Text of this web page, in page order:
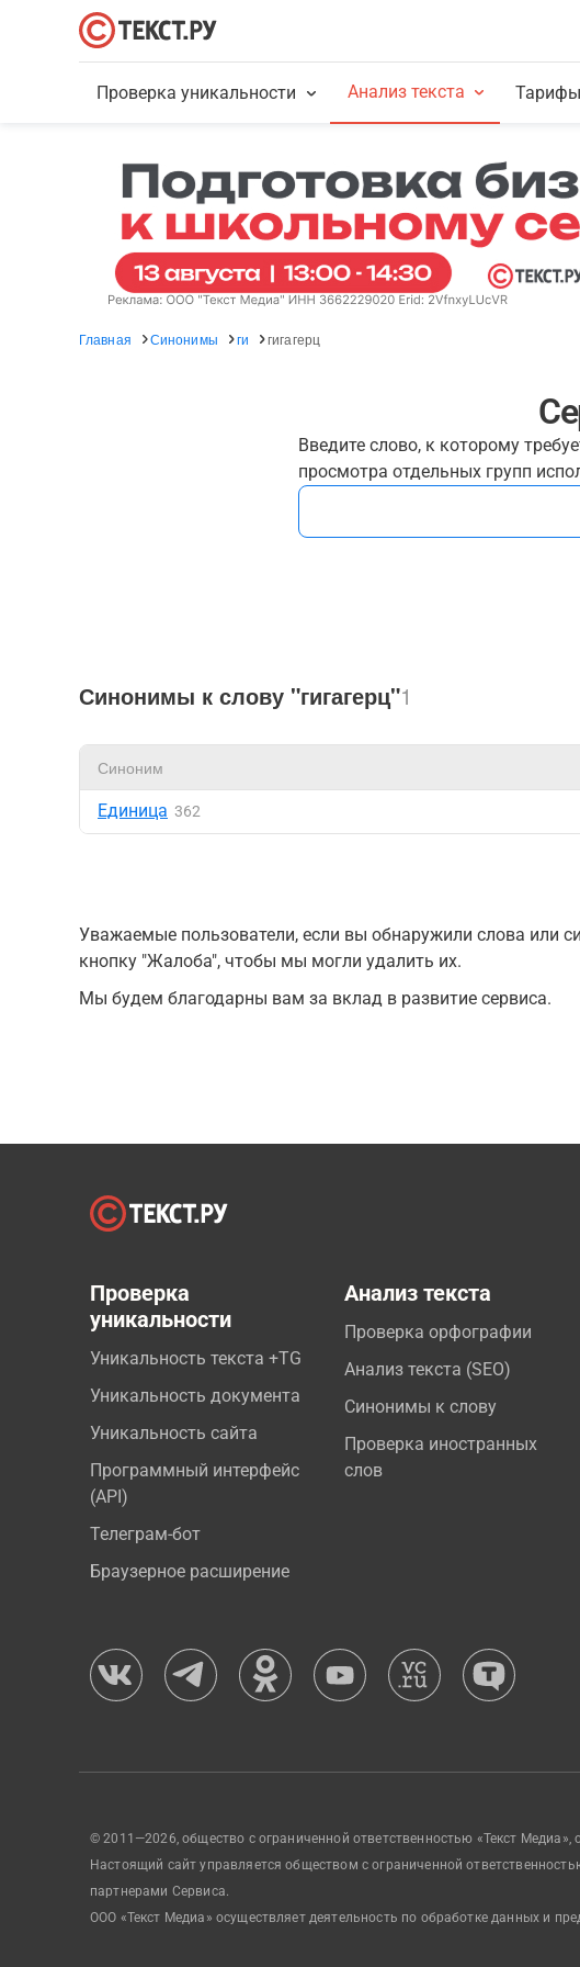
Проверка уникальности Анализ текста Тарифы
Главная Синонимы ги гигагерц
Введите слово, к которому
просмотра отдельных групп
Синонимы к слову "гигагерц"1
Синоним
Единица 362
Уважаемые пользователи, если вы обнаружили слова или
кнопку "Жалоба", чтобы мы могли удалить их.
Мы будем благодарны вам за вклад в развитие сервиса.
Проверка
уникальности
Уникальность текста +TG
Уникальность документа
Уникальность сайта
Программный интерфейс
(API)
Телеграм-бот
Браузерное расширение
Анализ текста
Проверка орфографии
Анализ текста (SEO)
Синонимы к слову
Проверка иностранных
слов
© 2011—2026, общество с ограниченной ответственностью «Текст Медиа»,
Настоящий сайт управляется обществом с ограниченной
партнерами Сервиса.
ООО «Текст Медиа» осуществляет деятельность по обработке данных и